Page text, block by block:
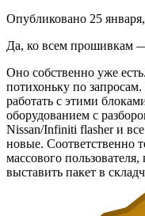
Опубликовано 25
Да, ко всем прошивкам
Оно собственно уже
потихоньку по
работать с этими
оборудованием с
Nissan/Infiniti flasher и
новые. Соответственно
массового
выставить пакет в